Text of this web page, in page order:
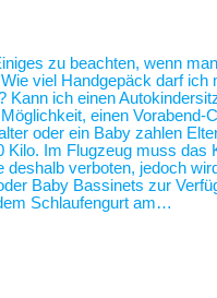
zu beachten, wenn
viel Handgepäck darf
ich einen
einen
oder ein Baby zahlen
Im Flugzeug muss
verboten, jedoch
Baby Bassinets zur
Schlaufengurt am…